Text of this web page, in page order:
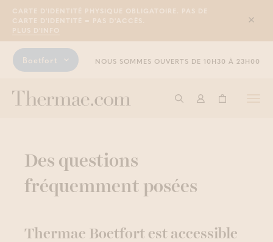
CARTE D'IDENTITÉ PHYSIQUE OBLIGATOIRE. PAS DE
CARTE D'IDENTITÉ = PAS D'ACCÈS.
PLUS D'INFO
Sluit
Boetfort NOUS SOMMES OUVERTS DE 10H30 À 23H00
Commencer à
Connexion
Panier
Des questions
fréquemment posées
Thermae Boetfort est accessible